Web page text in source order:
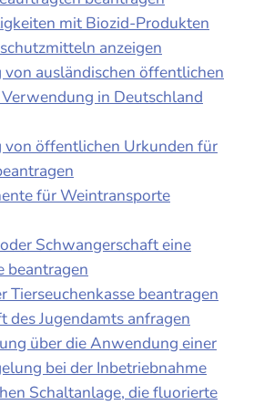
mit Biozid-Produkten
anzeigen
ausländischen öffentlichen
in Deutschland
von öffentlichen Urkunden für
für Weintransporte
Schwangerschaft eine
beantragen
Tierseuchenkasse beantragen
des Jugendamts anfragen
über die Anwendung einer
bei der Inbetriebnahme
Schaltanlage, die fluorierte